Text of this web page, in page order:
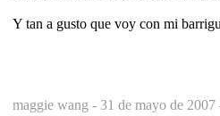
Y tan a gusto que voy con mi
maggie wang - 31 de mayo de 2007